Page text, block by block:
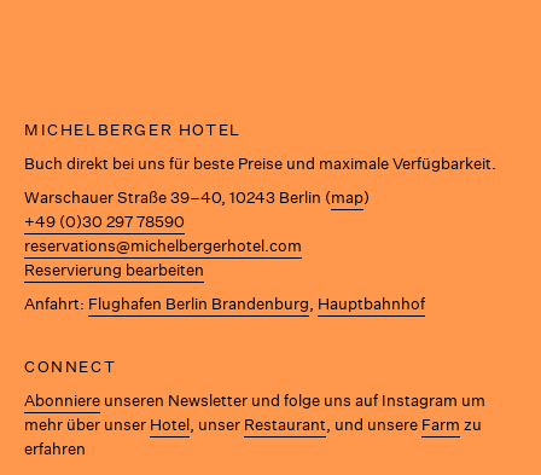
MICHELBERGER HOTEL
Buch direkt bei uns für beste Preise und maximale Verfügbarkeit.
Warschauer Straße 39–40, 10243 Berlin (map)
+49 (0)30 297 78590
reservations@michelbergerhotel.com
Reservierung bearbeiten
Anfahrt: Flughafen Berlin Brandenburg, Hauptbahnhof
CONNECT
Abonniere unseren Newsletter und folge uns auf Instagram um
mehr über unser Hotel, unser Restaurant, und unsere Farm zu
erfahren